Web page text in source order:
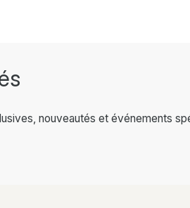
nouveautés et événements